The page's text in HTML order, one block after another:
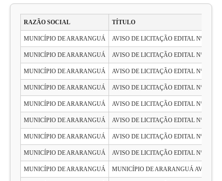
RAZÃO SOCIAL TÍTULO
MUNICÍPIO DE ARARANGUÁ AVISO DE LICITAÇÃO EDITAL Nº. 116/
MUNICÍPIO DE ARARANGUÁ AVISO DE LICITAÇÃO EDITAL N° 109/
MUNICÍPIO DE ARARANGUÁ AVISO DE LICITAÇÃO EDITAL N° 117/
MUNICÍPIO DE ARARANGUÁ AVISO DE LICITAÇÃO EDITAL N° 118/
MUNICÍPIO DE ARARANGUÁ AVISO DE LICITAÇÃO EDITAL N°114/
MUNICÍPIO DE ARARANGUÁ AVISO DE LICITAÇÃO EDITAL N° 115/
MUNICÍPIO DE ARARANGUÁ AVISO DE LICITAÇÃO EDITAL Nº. 112/
MUNICÍPIO DE ARARANGUÁ AVISO DE LICITAÇÃO EDITAL N° 113/
MUNICÍPIO DE ARARANGUÁ MUNICÍPIO DE ARARANGUÁ AVISO